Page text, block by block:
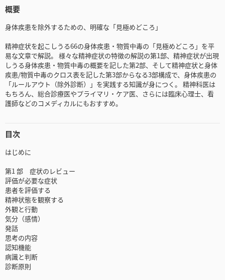
概要
身体疾患を除外するための、明確な「見極めどころ」
精神症状を起こしうる66の身体疾患・物質中毒の「見極めどころ」を平
易な文章で解説。 様々な精神症状の特徴の解説の第1部、精神症状が出現
しうる身体疾患・物質中毒の概要を記した第2部、そして精神症状と身体
疾患/物質中毒のクロス表を記した第3部からなる3部構成で、身体疾患の
「ルールアウト（除外診断）」を実践する知識が身につく。 精神科医は
もちろん、総合診療医やプライマリ・ケア医、さらには臨床心理士、看
護師などのコメディカルにもおすすめ。
目次
はじめに
第1 部 症状のレビュー
評価が必要な症状
患者を評価する
精神状態を観察する
外観と行動
気分（感情）
発話
思考の内容
認知機能
病識と判断
診断原則